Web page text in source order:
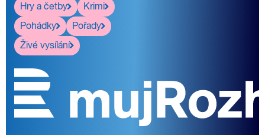
Hry a četby
Krimi
Pohádky
Pořady
Živé vysílání